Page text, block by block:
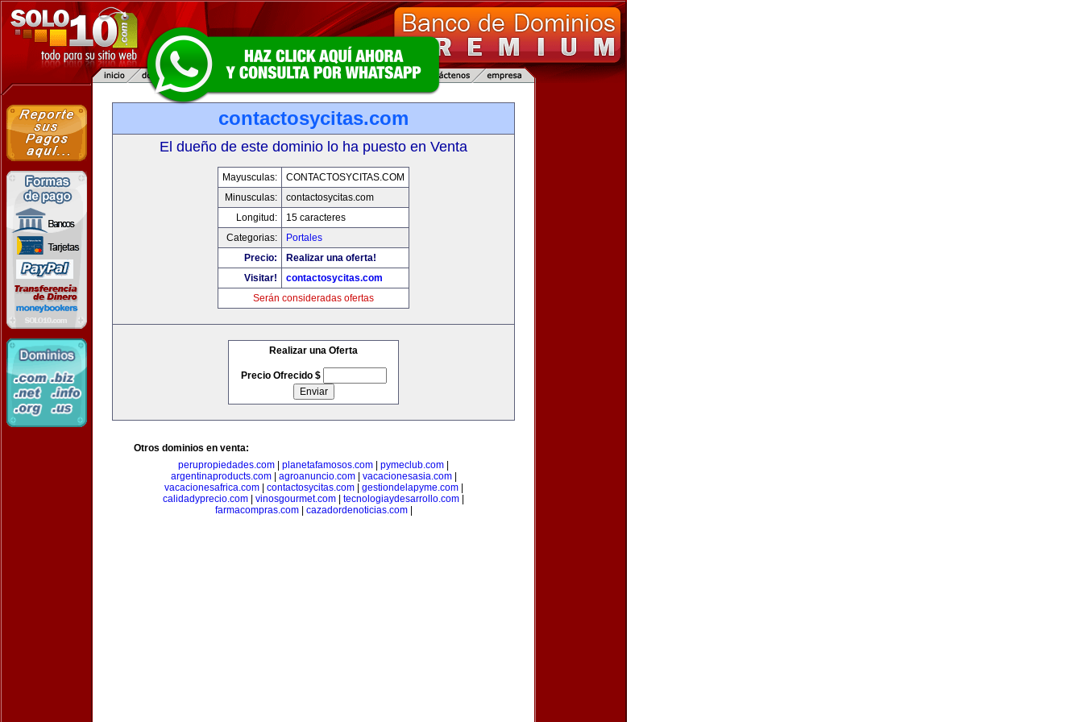
contactosycitas.com
El dueño de este dominio lo ha puesto en Venta
Mayusculas:
CONTACTOSYCITAS.COM
Minusculas:
contactosycitas.com
Longitud:
15 caracteres
Categorias:
Portales
Precio:
Realizar una oferta!
Visitar!
contactosycitas.com
Serán consideradas ofertas
Realizar una Oferta
Precio Ofrecido $
Otros dominios en venta:
perupropiedades.com
planetafamosos.com pymeclub.com
argentinaproducts.com| agroanuncio.com| vacacionesasia.com|
vacacionesafrica.com| contactosycitas.com| gestiondelapyme.com|
calidadyprecio.com
vinosgourmet.com tecnologiaydesarrollo.com
farmacompras.com| cazadordenoticias.com|